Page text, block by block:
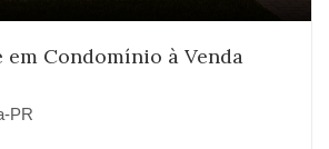
Condomínio à Venda
PR